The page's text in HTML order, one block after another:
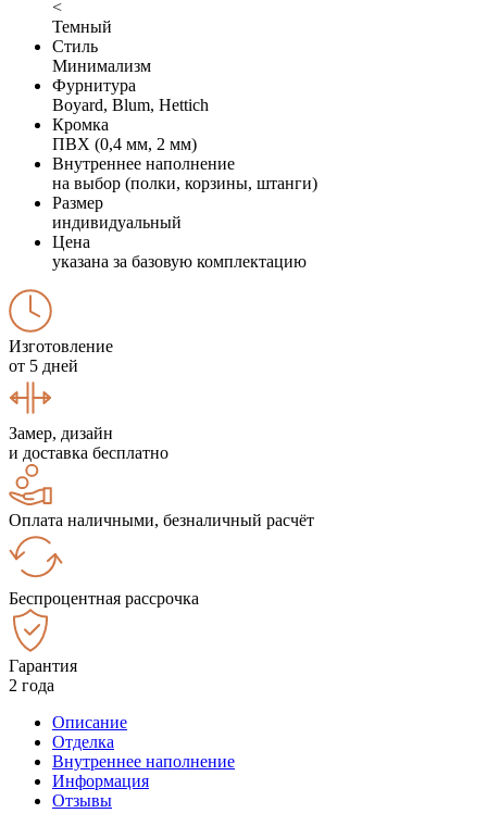
<
Темный
Стиль
Минимализм
Фурнитура
Boyard, Blum, Hettich
Кромка
ПВХ (0,4 мм, 2 мм)
Внутреннее наполнение
на выбор (полки, корзины, штанги)
Размер
индивидуальный
Цена
указана за базовую комплектацию
Изготовление
от 5 дней
Замер, дизайн
и доставка бесплатно
Оплата наличными, безналичный расчёт
Беспроцентная рассрочка
Гарантия
2 года
Описание
Отделка
Внутреннее наполнение
Информация
Отзывы